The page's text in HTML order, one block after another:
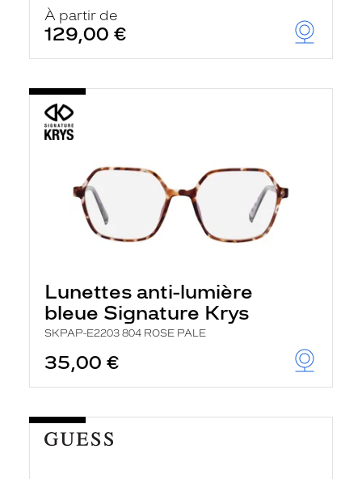
À partir de
129,00 €
Lunettes anti-lumière
bleue Signature Krys
SKPAP-E2203 804 ROSE PALE
35,00 €